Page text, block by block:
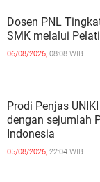
Dosen PNL
SMK melalui
06/08/2026, 08:08 WIB
Prodi Penjas
dengan sejumlah
Indonesia
05/08/2026, 22:04 WIB